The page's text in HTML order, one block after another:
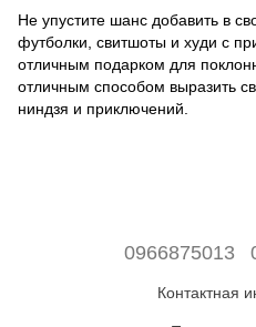
Не упустите шанс добавить в
футболки, свитшоты и худи с
отличным подарком для
отличным способом выразить
ниндзя и приключений.
0966875013
Контактная